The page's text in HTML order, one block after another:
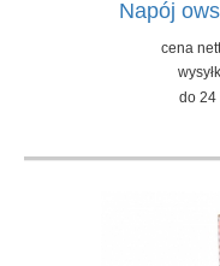
Napój
cena
do 24